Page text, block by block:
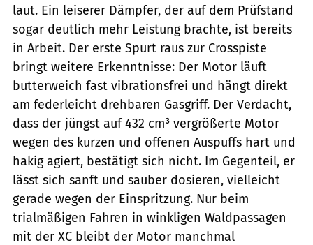
laut. Ein leiserer Dämpfer, der auf dem Prüfstand
sogar deutlich mehr Leistung brachte, ist bereits
in Arbeit. Der erste Spurt raus zur Crosspiste
bringt weitere Erkenntnisse: Der Motor läuft
butterweich fast vibrationsfrei und hängt direkt
am federleicht drehbaren Gasgriff. Der Verdacht,
dass der jüngst auf 432 cm³ vergrößerte Motor
wegen des kurzen und offenen Auspuffs hart und
hakig agiert, bestätigt sich nicht. Im Gegenteil, er
lässt sich sanft und sauber dosieren, vielleicht
gerade wegen der Einspritzung. Nur beim
trialmäßigen Fahren in winkligen Waldpassagen
mit der XC bleibt der Motor manchmal